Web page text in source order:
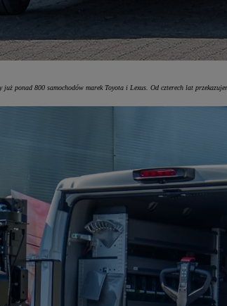
800 samochodów marek Toyota i Lexus. Od czterech lat